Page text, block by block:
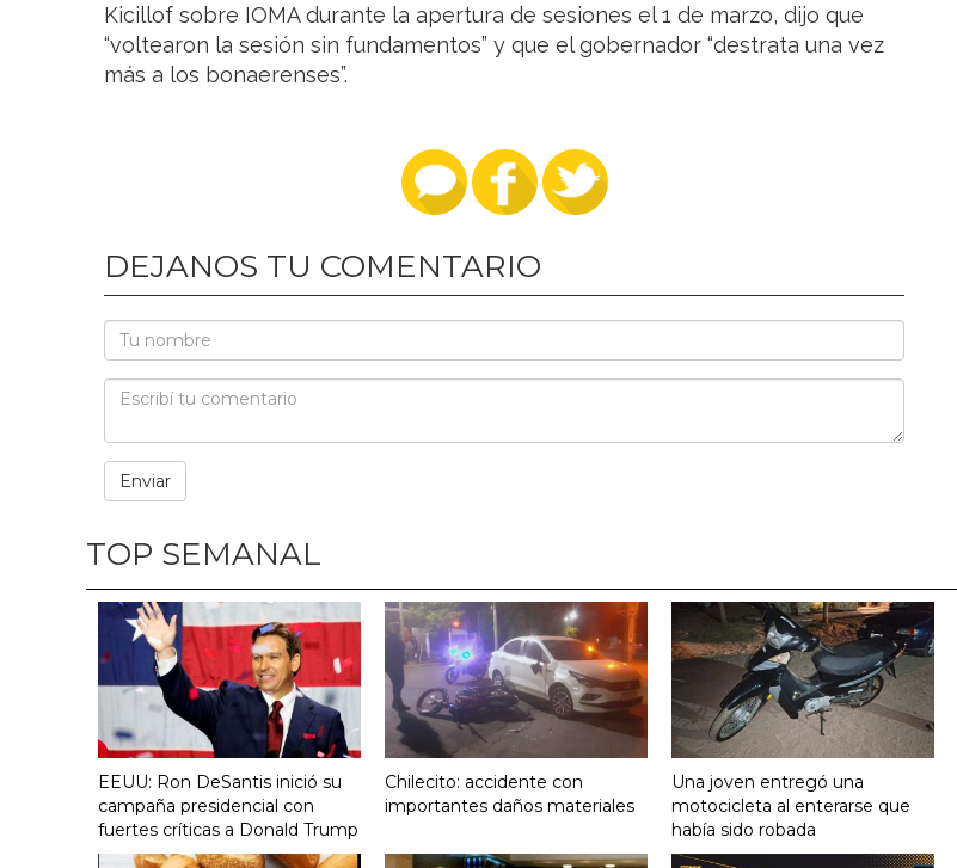
Kicillof sobre IOMA durante la apertura de sesiones el 1 de marzo, dijo que
“voltearon la sesión sin fundamentos” y que el gobernador “destrata una vez
más a los bonaerenses”.
DEJANOS TU COMENTARIO
TOP SEMANAL
EEUU: Ron DeSantis inició su
campaña presidencial con
fuertes críticas a Donald Trump
Chilecito: accidente con
importantes daños materiales
Una joven entregó una
motocicleta al enterarse que
había sido robada